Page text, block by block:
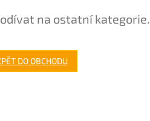
na ostatní kategorie.
DO OBCHODU